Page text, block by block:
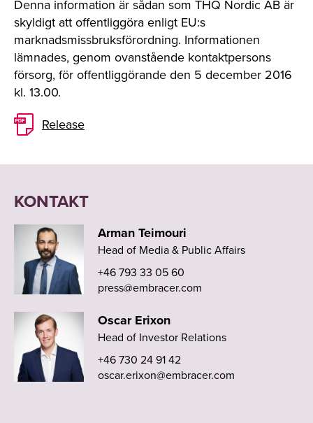
Denna information är sådan som THQ Nordic AB är
skyldigt att offentliggöra enligt EU:s
marknadsmissbruksförordning. Informationen
lämnades, genom ovanstående kontaktpersons
försorg, för offentliggörande den 5 december 2016
kl. 13.00.
Release
KONTAKT
Arman Teimouri
Head of Media & Public Affairs
+46 793 33 05 60
press@embracer.com
Oscar Erixon
Head of Investor Relations
+46 730 24 91 42
oscar.erixon@embracer.com